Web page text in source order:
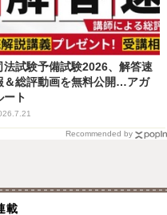
法試験予備試験2026、解答速
＆総評動画を無料公開…アガ
ート
Recommended by
載